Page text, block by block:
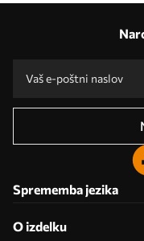
Sprememba jezika
O izdelku